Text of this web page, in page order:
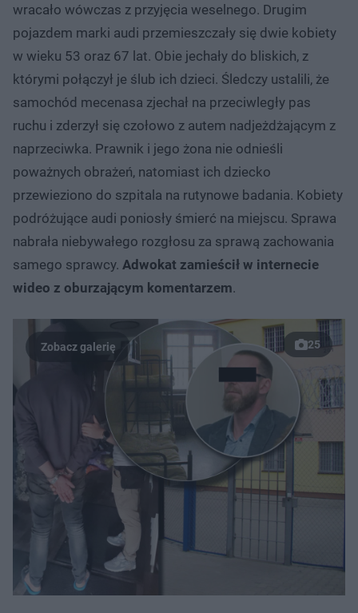
wracało wówczas z przyjęcia weselnego. Drugim
pojazdem marki audi przemieszczały się dwie kobiety
w wieku 53 oraz 67 lat. Obie jechały do bliskich, z
którymi połączył je ślub ich dzieci. Śledczy ustalili, że
samochód mecenasa zjechał na przeciwległy pas
ruchu i zderzył się czołowo z autem nadjeżdżającym z
naprzeciwka. Prawnik i jego żona nie odnieśli
poważnych obrażeń, natomiast ich dziecko
przewieziono do szpitala na rutynowe badania. Kobiety
podróżujące audi poniosły śmierć na miejscu. Sprawa
nabrała niebywałego rozgłosu za sprawą zachowania
samego sprawcy. Adwokat zamieścił w internecie
wideo z oburzającym komentarzem.
25